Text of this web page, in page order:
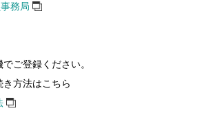
務局
ご登録ください。
方法はこちら